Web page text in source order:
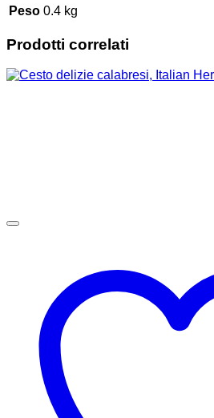
Peso 0.4 kg
Prodotti correlati